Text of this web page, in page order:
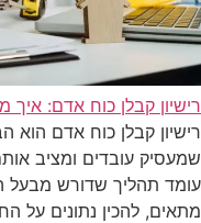
רישיון קבלן כוח אדם: איך
רישיון קבלן כוח אדם הוא
שמעסיק עובדים ומציב
עומד תהליך שדורש מבעל
מתאים, להכין נתונים על